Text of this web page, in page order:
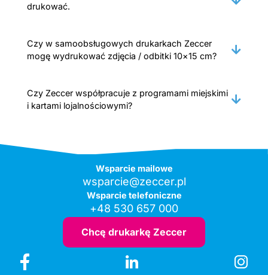
drukować.
Czy w samoobsługowych drukarkach Zeccer
mogę wydrukować zdjęcia / odbitki 10×15 cm?
Czy Zeccer współpracuje z programami miejskimi
i kartami lojalnościowymi?
Wsparcie mailowe
wsparcie@zeccer.pl
Wsparcie telefoniczne
+48 530 657 000
Chcę drukarkę Zeccer